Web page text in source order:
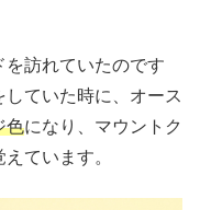
訪れていたのです
ていた時に、オース
色になり、マウントク
ています。